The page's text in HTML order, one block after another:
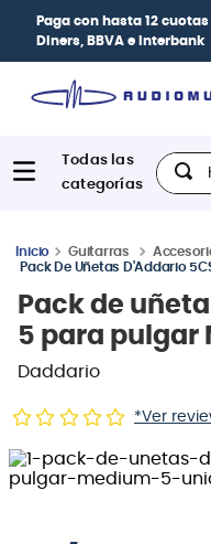
Paga con hasta 12
Diners, BBVA e Interbank
Hola,
Guitarras
Pack De Uñetas D'Addario
Pack de
5 para pulgar
Daddario
*Ver